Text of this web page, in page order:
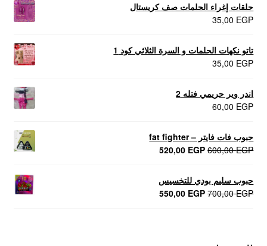
منتجات لاثارة الزوجه
حلقات إغراء الحلمات صف كريستال
35,00 EGP
تاتو نكهات الحلمات و السرة الثلاثي كود 1
35,00 EGP
اندر وير حريمي فتله 2
60,00 EGP
حبوب فات فايتر – fat fighter
600,00EGP
السعر
600,00 EGP.
520,00 EGP
السعر
520,00 EGP.
حبوب سليم بودي للتخسيس
700,00EGP
السعر550,00 EGP
السعر